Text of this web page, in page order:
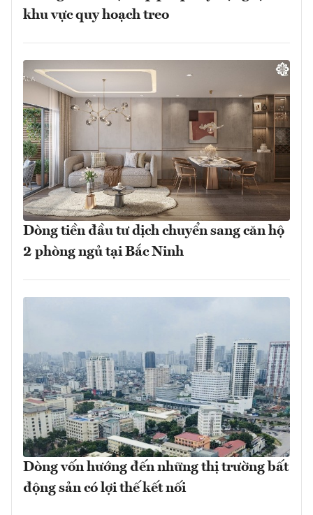
khu vực quy hoạch treo
Dòng tiền đầu tư dịch chuyển sang căn hộ
2 phòng ngủ tại Bắc Ninh
Dòng vốn hướng đến những thị trường bất
động sản có lợi thế kết nối